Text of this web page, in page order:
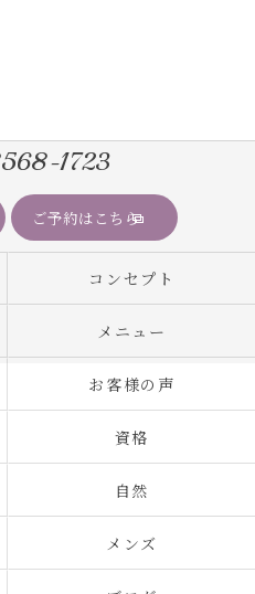
1723
ご予約はこちら
コンセプト
メニュー
お客様の声
資格
自然
メンズ